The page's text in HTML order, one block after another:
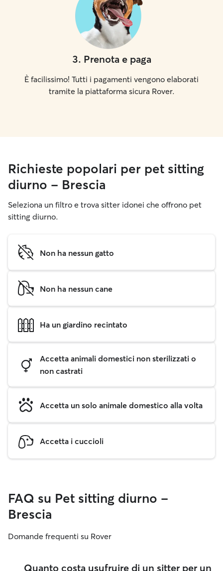
3. Prenota e paga
È facilissimo! Tutti i pagamenti vengono elaborati
tramite la piattaforma sicura Rover.
Richieste popolari per pet sitting
diurno - Brescia
Seleziona un filtro e trova sitter idonei che offrono pet
sitting diurno.
Non ha nessun gatto
Non ha nessun cane
Ha un giardino recintato
Accetta animali domestici non sterilizzati o
non castrati
Accetta un solo animale domestico alla volta
Accetta i cuccioli
FAQ su Pet sitting diurno -
Brescia
Domande frequenti su Rover
Quanto costa usufruire di un sitter per un